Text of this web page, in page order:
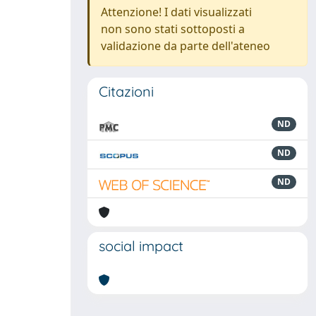
Attenzione! I dati visualizzati
non sono stati sottoposti a
validazione da parte dell'ateneo
Citazioni
ND
ND
ND
social impact